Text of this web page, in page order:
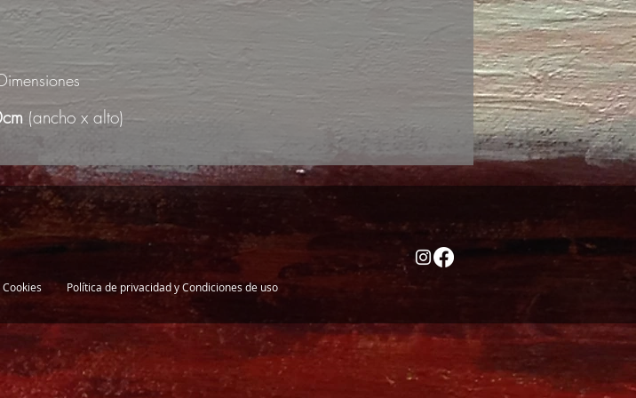
(ancho x alto)
Política de privacidad y Condiciones de uso